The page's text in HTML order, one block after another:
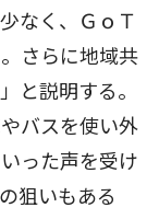
なく、ＧｏＴ
さらに地域共
と説明する。
バスを使い外
った声を受け
狙いもある